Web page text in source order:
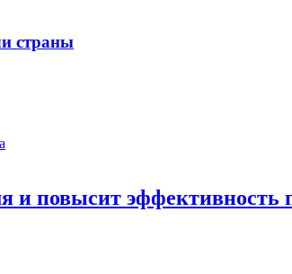
страны
и повысит эффективность